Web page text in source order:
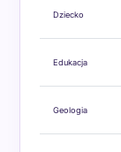
Dziecko
Edukacja
Geologia